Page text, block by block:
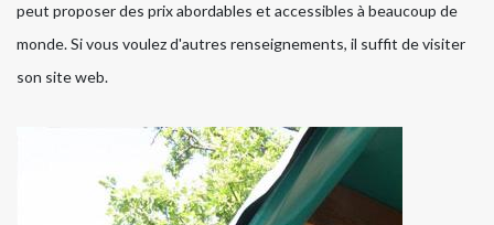
peut proposer des prix abordables et accessibles à beaucoup de
monde. Si vous voulez d'autres renseignements, il suffit de visiter
son site web.